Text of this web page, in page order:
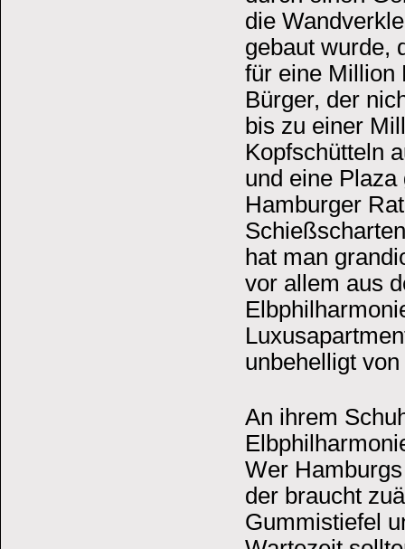
die
gebaut wurde,
für eine Million
Bürger, der
bis zu einer
Kopfschütteln
und eine
Hamburger
hat man
vor allem aus
unbehelligt
An ihrem
Wer
der braucht
Gummistiefel